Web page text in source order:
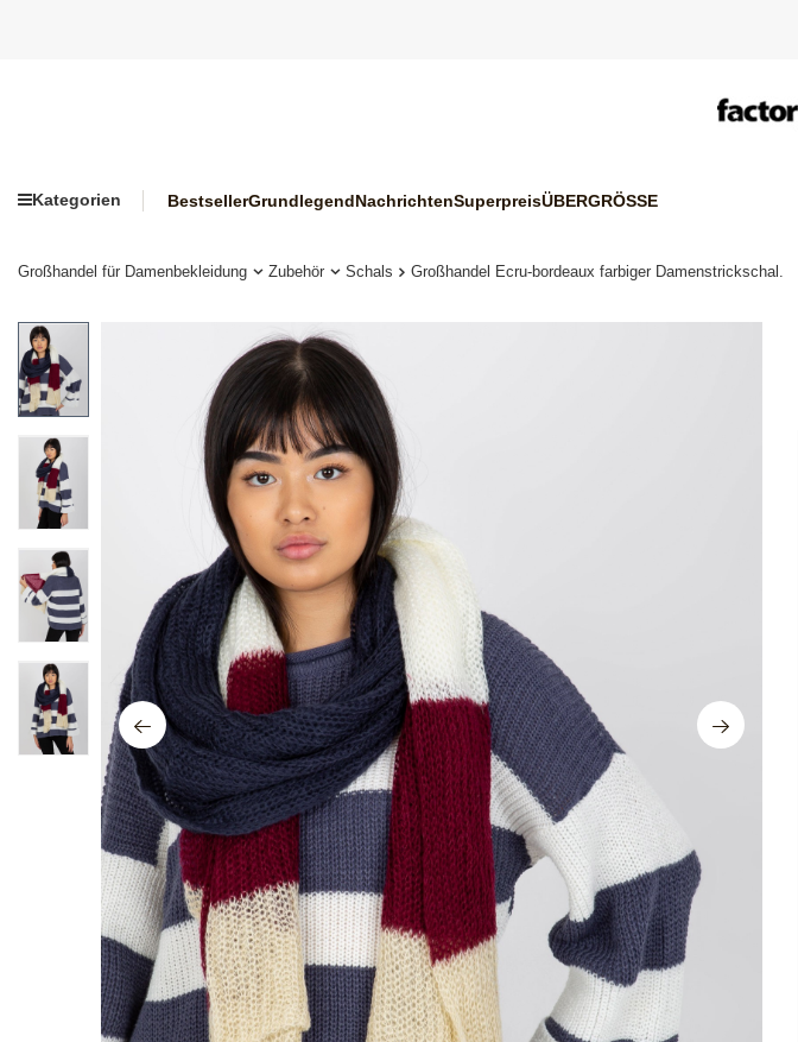
Kategorien BestsellerGrundlegendNachrichtenSuperpreisÜBERGRÖSSE
Großhandel für Damenbekleidung Zubehör Schals Großhandel Ecru-bordeaux farbiger Damenstrickschal.